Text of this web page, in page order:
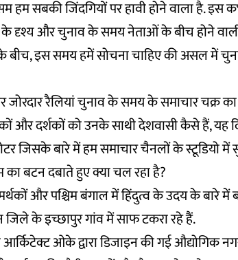
हम सबकी जिंदगियों पर हावी होने वाला है. इस
के दृश्य और चुनाव के समय नेताओं के बीच होने
बीच, इस समय हमें सोचना चाहिए की असल में
रैलियां चुनाव के समय के समाचार चक्र
और दर्शकों को उनके साथी देशवासी कैसे हैं, यह
जिसके बारे में हम समाचार चैनलों के स्टूडियो
बटन दबाते हुए क्या चल रहा है?
और पश्चिम बंगाल में हिंदुत्व के उदय के बारे में
जिले के इच्छापुर गांव में साफ टकरा रहे हैं.
ओके द्वारा डिजाइन की गई औद्योगिक